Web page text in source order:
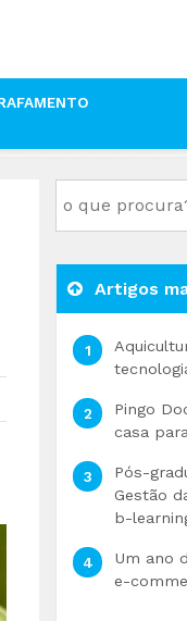
ANUALMENTE
Artigos
Pingo
casa
Pós-
Gestão
b-
Um ano
e-